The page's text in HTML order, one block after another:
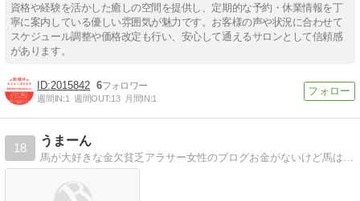
資格や経験を活かした癒しの空間を提供し、定期的な予約・休業情報を丁
寧に案内している優しい雰囲気が魅力です。お客様の声や状況に合わせて
スケジュール調整や価格改定も行い、安心して通えるサロンとして信頼感
があります。
2015842 6
週間IN:1 週間OUT:13 月間IN:1
18
うまーん
馬が大好きな金欠貧乏アラサー女性のブログお金がないけど馬は乗りたい、乗馬がしたい。そんなアラサー女性のブログです。